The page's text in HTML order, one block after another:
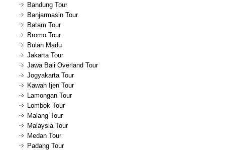
Bandung Tour
Banjarmasin Tour
Batam Tour
Bromo Tour
Bulan Madu
Jakarta Tour
Jawa Bali Overland Tour
Jogyakarta Tour
Kawah Ijen Tour
Lamongan Tour
Lombok Tour
Malang Tour
Malaysia Tour
Medan Tour
Padang Tour